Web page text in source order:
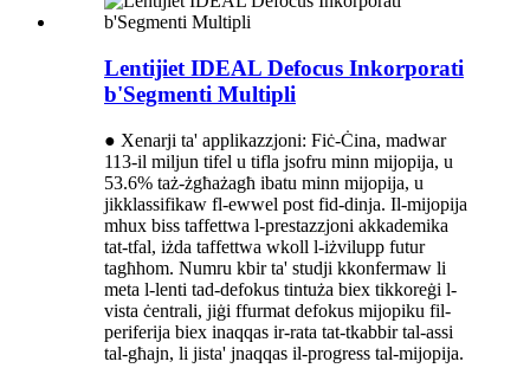
Lentijiet IDEAL Defocus Inkorporati
b'Segmenti Multipli
● Xenarji ta' applikazzjoni: Fiċ-Ċina, madwar
113-il miljun tifel u tifla jsofru minn mijopija, u
53.6% taż-żgħażagħ ibatu minn mijopija, u
jikklassifikaw fl-ewwel post fid-dinja. Il-mijopija
mhux biss taffettwa l-prestazzjoni akkademika
tat-tfal, iżda taffettwa wkoll l-iżvilupp futur
tagħhom. Numru kbir ta' studji kkonfermaw li
meta l-lenti tad-defokus tintuża biex tikkoreġi l-
vista ċentrali, jiġi ffurmat defokus mijopiku fil-
periferija biex inaqqas ir-rata tat-tkabbir tal-assi
tal-għajn, li jista' jnaqqas il-progress tal-mijopija.